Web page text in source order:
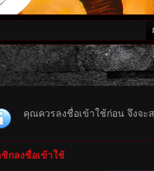
คุณควรลงชื่อเข้าใช้ก่อน จึงจะ
กลงชื่อเข้าใช้